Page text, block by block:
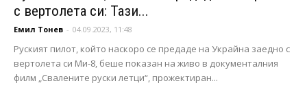
с вертолета си: Тази...
Емил Тонев - 04.09.2023, 11:48
Руският пилот, който наскоро се предаде на Украйна заедно с
вертолета си Ми-8, беше показан на живо в документалния
филм „Свалените руски летци“, прожектиран...